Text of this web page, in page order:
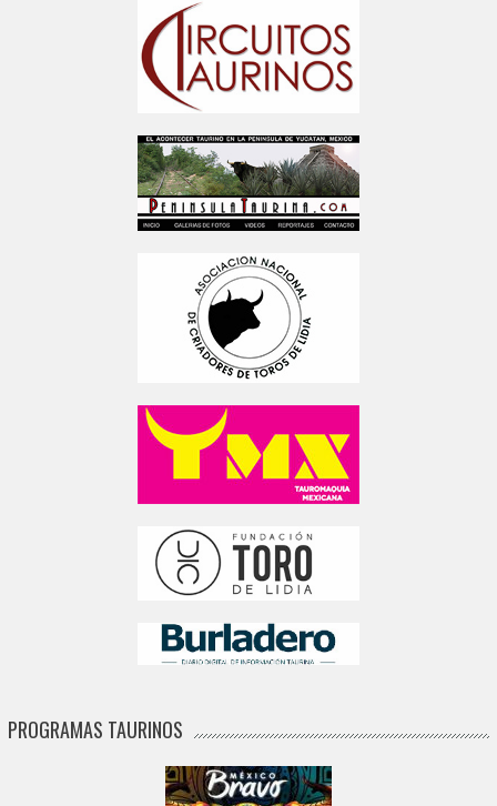
PROGRAMAS TAURINOS